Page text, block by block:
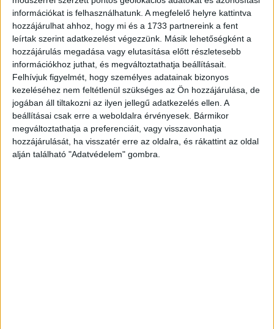
információkat is felhasználhatunk. A megfelelő helyre kattintva
hozzájárulhat ahhoz, hogy mi és a 1733 partnereink a fent
leírtak szerint adatkezelést végezzünk. Másik lehetőségként a
hozzájárulás megadása vagy elutasítása előtt részletesebb
információkhoz juthat, és megváltoztathatja beállításait.
Felhívjuk figyelmét, hogy személyes adatainak bizonyos
kezeléséhez nem feltétlenül szükséges az Ön hozzájárulása, de
jogában áll tiltakozni az ilyen jellegű adatkezelés ellen. A
beállításai csak erre a weboldalra érvényesek. Bármikor
megváltoztathatja a preferenciáit, vagy visszavonhatja
hozzájárulását, ha visszatér erre az oldalra, és rákattint az oldal
alján található "Adatvédelem" gombra.